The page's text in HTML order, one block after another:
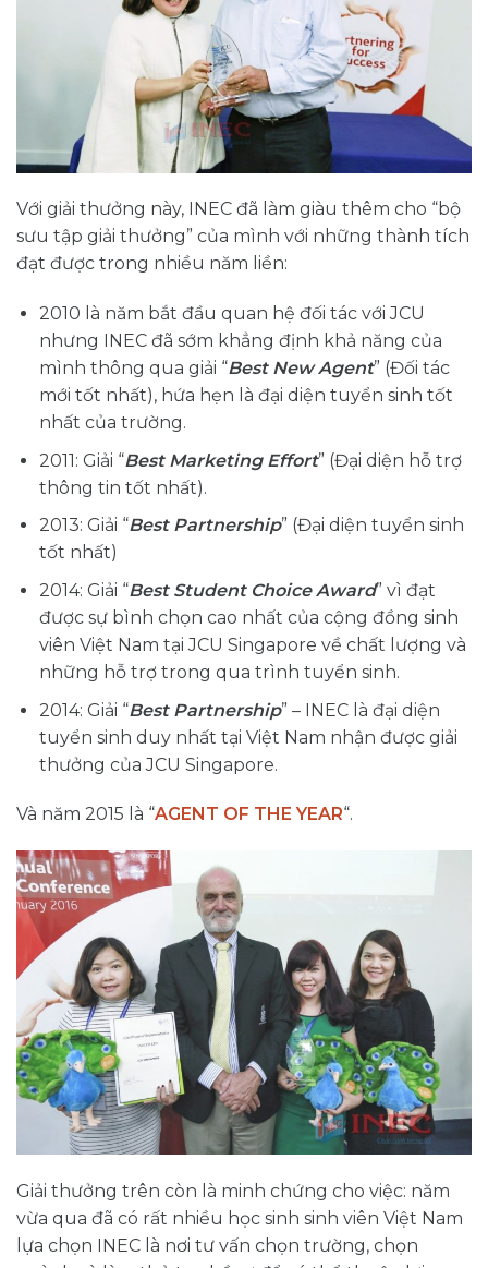
Với giải thưởng này, INEC đã làm giàu thêm cho “bộ
sưu tập giải thưởng” của mình với những thành tích
đạt được trong nhiều năm liền:
2010 là năm bắt đầu quan hệ đối tác với JCU
nhưng INEC đã sớm khẳng định khả năng của
mình thông qua giải “Best New Agent” (Đối tác
mới tốt nhất), hứa hẹn là đại diện tuyển sinh tốt
nhất của trường.
2011: Giải “Best Marketing Effort” (Đại diện hỗ trợ
thông tin tốt nhất).
2013: Giải “Best Partnership” (Đại diện tuyển sinh
tốt nhất)
2014: Giải “Best Student Choice Award” vì đạt
được sự bình chọn cao nhất của cộng đồng sinh
viên Việt Nam tại JCU Singapore về chất lượng và
những hỗ trợ trong qua trình tuyển sinh.
2014: Giải “Best Partnership” – INEC là đại diện
tuyển sinh duy nhất tại Việt Nam nhận được giải
thưởng của JCU Singapore.
Và năm 2015 là “AGENT OF THE YEAR“.
Giải thưởng trên còn là minh chứng cho việc: năm
vừa qua đã có rất nhiều học sinh sinh viên Việt Nam
lựa chọn INEC là nơi tư vấn chọn trường, chọn